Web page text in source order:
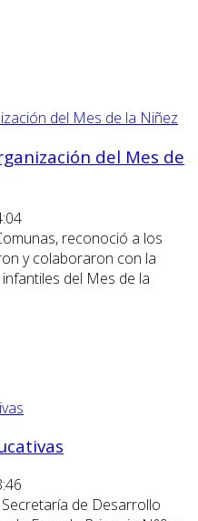
del Mes de
reconoció a los
y colaboraron con la
del Mes de la
de Desarrollo